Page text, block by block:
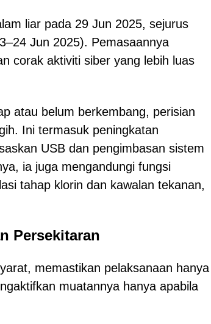
liar pada 29 Jun 2025, sejurus
Jun 2025). Pemasaannya
corak aktiviti siber yang lebih luas
atau belum berkembang, perisian
Ini termasuk peningkatan
USB dan pengimbasan sistem
ia juga mengandungi fungsi
tahap klorin dan kawalan tekanan,
Persekitaran
memastikan pelaksanaan hanya
muatannya hanya apabila